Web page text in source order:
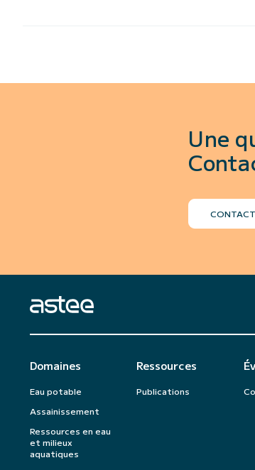
Une
Domaines
Eau potable
Assainissement
Ressources en eau
et milieux
aquatiques
Ressources
Publications